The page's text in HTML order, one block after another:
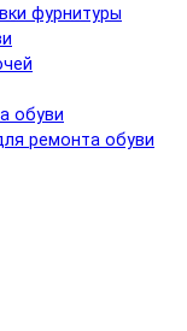
фурнитуры
обуви
ремонта обуви